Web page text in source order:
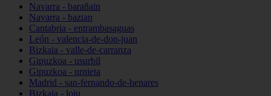
Navarra - barañain
Navarra - baztan
Cantabria - entrambasaguas
León - valencia-de-don-juan
Bizkaia - valle-de-carranza
Gipuzkoa - usurbil
Gipuzkoa - urnieta
Madrid - san-fernando-de-henares
Bizkaia - loiu